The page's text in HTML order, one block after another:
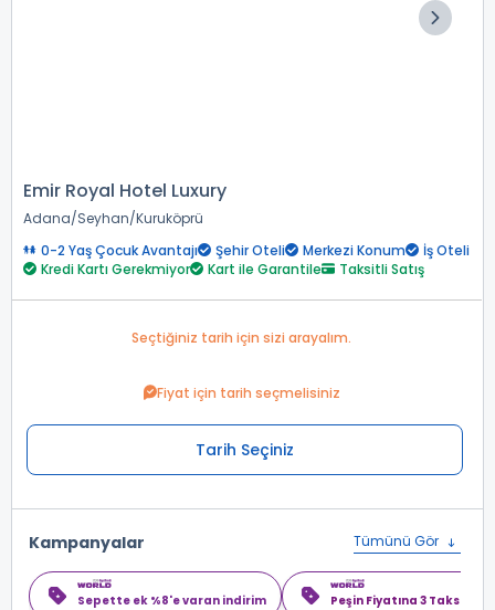
Emir Royal Hotel Luxury
Adana Seyhan Kuruköprü
0-2 Yaş Çocuk Avantajı
Şehir Oteli Merkezi Konum
İş Oteli
Kredi Kartı Gerekmiyor
Kart ile Garantile Taksitli Satış
Seçtiğiniz tarih için sizi arayalım.
Fiyat için tarih seçmelisiniz
Tarih Seçiniz
Kampanyalar Tümünü Gör
Sepette ek %8'e varan indirim Peşin Fiyatına 3 Taksit